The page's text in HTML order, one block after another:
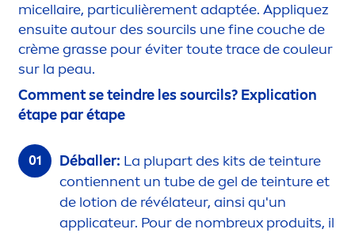
micellaire, particulièrement adaptée. Appliquez
ensuite autour des sourcils une fine couche de
crème grasse pour éviter toute trace de couleur
sur la peau.
Comment se teindre les sourcils? Explication
étape par étape
Déballer: La plupart des kits de teinture
contiennent un tube de gel de teinture et
de lotion de révélateur, ainsi qu'un
applicateur. Pour de nombreux produits, il